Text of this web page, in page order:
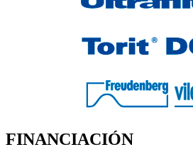
FINANCIACIÓN